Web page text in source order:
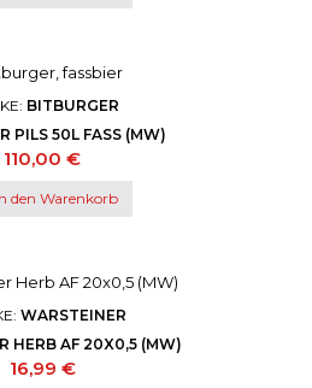
BITBURGER
PILS 50L FASS (MW)
Preis
110,00 €
den Warenkorb
WARSTEINER
HERB AF 20X0,5 (MW)
Preis
16,99 €